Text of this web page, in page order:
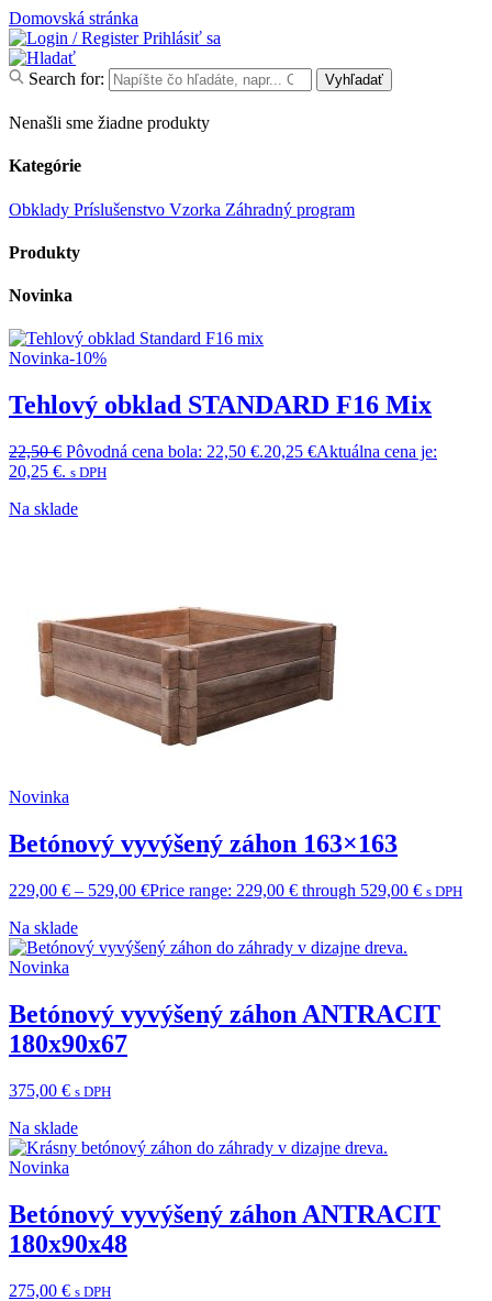
Domovská stránka
Prihlásiť sa
Search for: Vyhľadať
Nenašli sme žiadne produkty
Kategórie
Obklady Príslušenstvo Vzorka Záhradný program
Produkty
Novinka
Novinka-10%
Tehlový obklad STANDARD F16 Mix
22,50€ Pôvodná cena bola: 22,50 €.20,25 €Aktuálna cena je:
20,25 €. s DPH
Na sklade
Novinka
Betónový vyvýšený záhon 163×163
229,00 € – 529,00 €Price range: 229,00 € through 529,00 € s DPH
Na sklade
Novinka
Betónový vyvýšený záhon ANTRACIT
180x90x67
375,00 € s DPH
Na sklade
Novinka
Betónový vyvýšený záhon ANTRACIT
180x90x48
275,00 € s DPH